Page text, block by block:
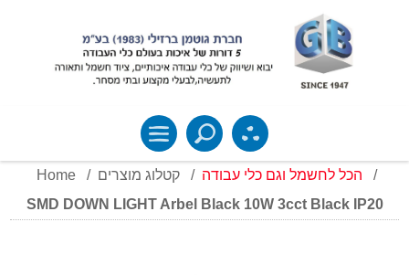
Home / קטלוג מוצרים / הכל לחשמל וגם כלי עבודה
/
SMD DOWN LIGHT Arbel Black 10W 3cct Black IP20